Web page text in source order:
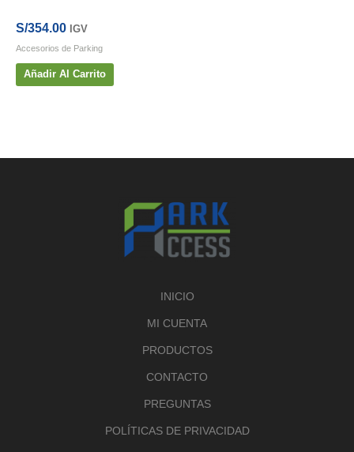
S/354.00 IGV
Accesorios de Parking
Añadir Al Carrito
INICIO
MI CUENTA
PRODUCTOS
CONTACTO
PREGUNTAS
POLÍTICAS DE PRIVACIDAD